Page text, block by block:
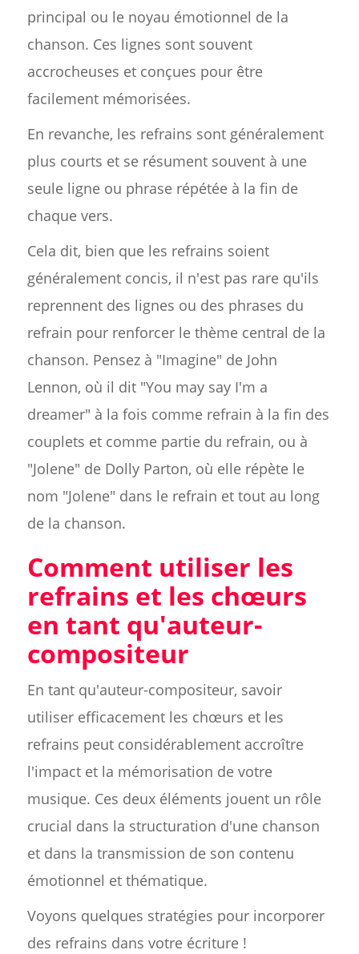
principal ou le noyau émotionnel de la
chanson. Ces lignes sont souvent
accrocheuses et conçues pour être
facilement mémorisées.
En revanche, les refrains sont généralement
plus courts et se résument souvent à une
seule ligne ou phrase répétée à la fin de
chaque vers.
Cela dit, bien que les refrains soient
généralement concis, il n'est pas rare qu'ils
reprennent des lignes ou des phrases du
refrain pour renforcer le thème central de la
chanson. Pensez à "Imagine" de John
Lennon, où il dit "You may say I'm a
dreamer" à la fois comme refrain à la fin des
couplets et comme partie du refrain, ou à
"Jolene" de Dolly Parton, où elle répète le
nom "Jolene" dans le refrain et tout au long
de la chanson.
Comment utiliser les
refrains et les chœurs
en tant qu'auteur-
compositeur
En tant qu'auteur-compositeur, savoir
utiliser efficacement les chœurs et les
refrains peut considérablement accroître
l'impact et la mémorisation de votre
musique. Ces deux éléments jouent un rôle
crucial dans la structuration d'une chanson
et dans la transmission de son contenu
émotionnel et thématique.
Voyons quelques stratégies pour incorporer
des refrains dans votre écriture !